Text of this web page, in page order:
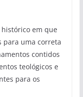
em que
para uma correta
contidos
teológicos e
para os